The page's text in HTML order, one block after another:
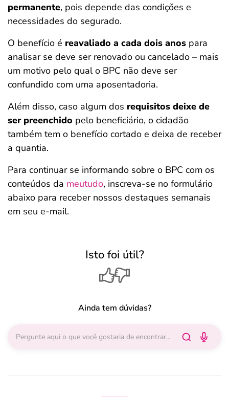
permanente, pois depende das condições e
necessidades do segurado.
O benefício é reavaliado a cada dois anos para
analisar se deve ser renovado ou cancelado – mais
um motivo pelo qual o BPC não deve ser
confundido com uma aposentadoria.
Além disso, caso algum dos requisitos deixe de
ser preenchido pelo beneficiário, o cidadão
também tem o benefício cortado e deixa de receber
a quantia.
Para continuar se informando sobre o BPC com os
conteúdos da meutudo, inscreva-se no formulário
abaixo para receber nossos destaques semanais
em seu e-mail.
Isto foi útil?
Ainda tem dúvidas?